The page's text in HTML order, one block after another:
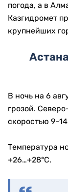
погода, а в
Казгидромет
крупнейших
В ночь на 6
грозой.
скоростью
Температура
+26…+28°C.